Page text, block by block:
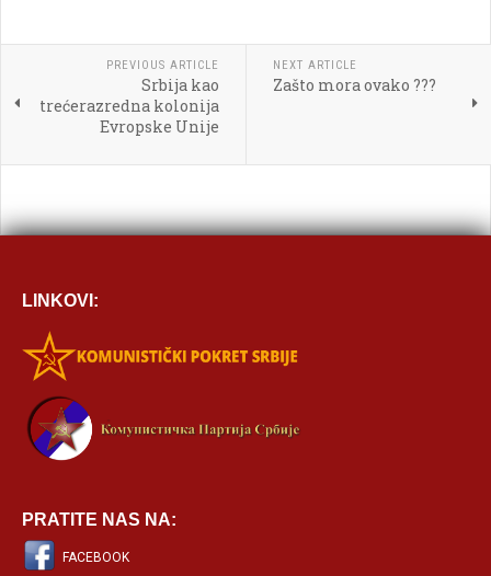
PREVIOUS ARTICLE
Srbija kao
trećerazredna kolonija
Evropske Unije
NEXT ARTICLE
Zašto mora ovako ???
LINKOVI:
PRATITE NAS NA:
FACEBOOK